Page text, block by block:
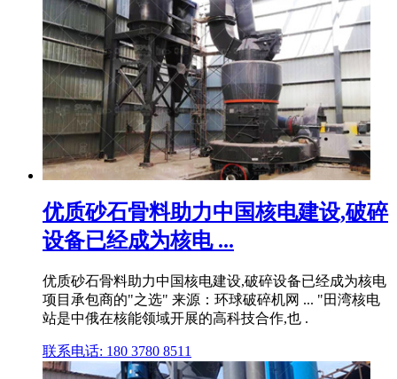
优质砂石骨料助力中国核电建设,破碎
设备已经成为核电 ...
优质砂石骨料助力中国核电建设,破碎设备已经成为核电
项目承包商的"之选" 来源：环球破碎机网 ... "田湾核电
站是中俄在核能领域开展的高科技合作,也 .
联系电话: 180 3780 8511